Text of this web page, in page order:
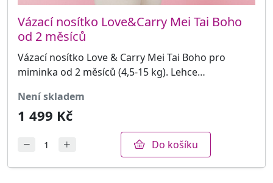
Vázací nosítko Love&Carry Mei Tai Boho
od 2 měsíců
Vázací nosítko Love & Carry Mei Tai Boho pro
miminka od 2 měsíců (4,5-15 kg). Lehce…
není skladem
1 499 Kč
Do košíku